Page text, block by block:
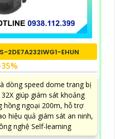
2DE7A232IWG1-EHUN
dòng speed dome trang bị
giúp giám sát khoảng
hồng ngoại 200m, hỗ trợ
hiệu quả giám sát an ninh,
nghệ Self-learning